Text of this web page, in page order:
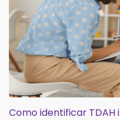
Como identificar TDAH